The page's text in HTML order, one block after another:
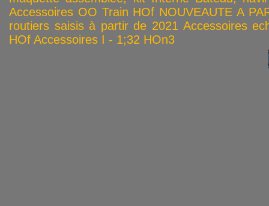
Accessoires OO Train HOf NOUVEAUTE A
routiers saisis à partir de 2021 Accessoires
HOf Accessoires I - 1;32 HOn3